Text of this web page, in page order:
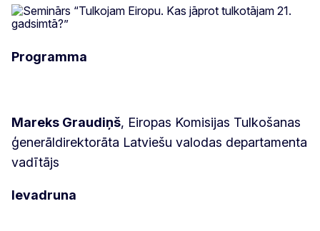
Programma
Mareks Graudiņš, Eiropas Komisijas Tulkošanas
ģenerāldirektorāta Latviešu valodas departamenta
vadītājs
Ievadruna